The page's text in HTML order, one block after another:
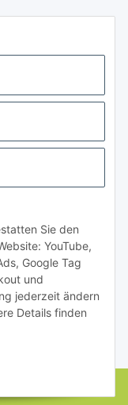
Sie den
YouTube,
Google Tag
und
jederzeit ändern
Details finden